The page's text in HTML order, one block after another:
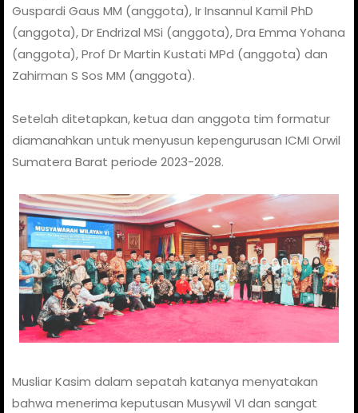
Guspardi Gaus MM (anggota), Ir Insannul Kamil PhD
(anggota), Dr Endrizal MSi (anggota), Dra Emma Yohana
(anggota), Prof Dr Martin Kustati MPd (anggota) dan
Zahirman S Sos MM (anggota).
Setelah ditetapkan, ketua dan anggota tim formatur
diamanahkan untuk menyusun kepengurusan ICMI Orwil
Sumatera Barat periode 2023-2028.
Musliar Kasim dalam sepatah katanya menyatakan
bahwa menerima keputusan Musywil VI dan sangat